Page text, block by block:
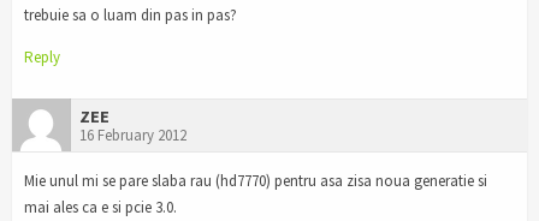
trebuie sa o luam din pas in pas?
Reply
ZEE
16 February 2012
Mie unul mi se pare slaba rau (hd7770) pentru asa zisa noua generatie si
mai ales ca e si pcie 3.0.